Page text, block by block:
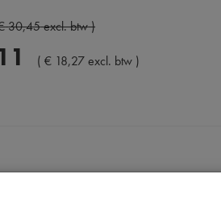
30,45excl. btw)
11 (€ 18,27excl. btw )